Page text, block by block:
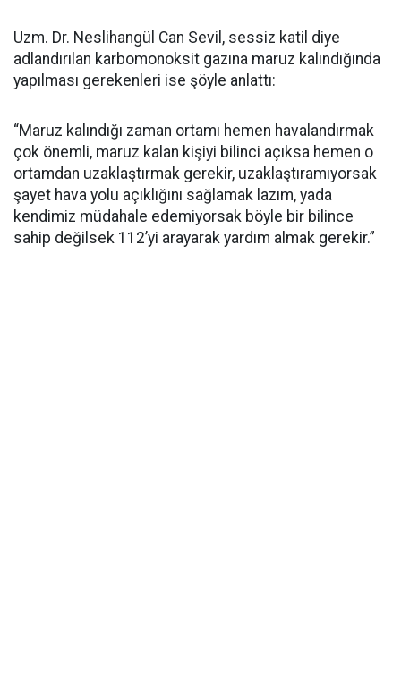
Uzm. Dr. Neslihangül Can Sevil, sessiz katil diye
adlandırılan karbomonoksit gazına maruz kalındığında
yapılması gerekenleri ise şöyle anlattı:
“Maruz kalındığı zaman ortamı hemen havalandırmak
çok önemli, maruz kalan kişiyi bilinci açıksa hemen o
ortamdan uzaklaştırmak gerekir, uzaklaştıramıyorsak
şayet hava yolu açıklığını sağlamak lazım, yada
kendimiz müdahale edemiyorsak böyle bir bilince
sahip değilsek 112’yi arayarak yardım almak gerekir.”